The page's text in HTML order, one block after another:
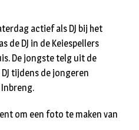
actief als DJ bij het
de DJ in de Keiespellers
De jongste telg uit de
tijdens de jongeren
Inbreng.
om een foto te maken van